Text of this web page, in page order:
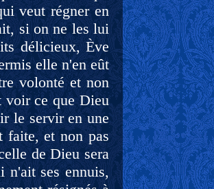
veut régner en
si on ne les lui
délicieux, Ève
elle n'en eût
volonté et non
voir ce que Dieu
le servir en une
faite, et non pas
de Dieu sera
n'ait ses ennuis,